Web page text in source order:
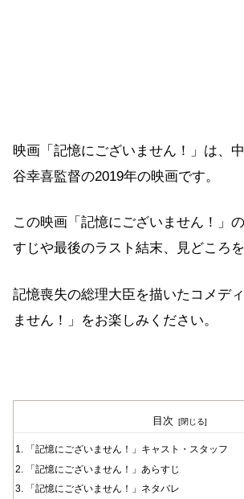
映画「記憶にございません！」は、
谷幸喜監督の2019年の映画です。
この映画「記憶にございません！」
すじや最後のラスト結末、見どころを
記憶喪失の総理大臣を描いたコメデ
ません！」をお楽しみください。
目次
「記憶にございません！」キャスト・スタッフ
「記憶にございません！」あらすじ
「記憶にございません！」ネタバレ